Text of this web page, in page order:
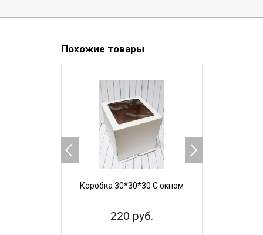
Похожие товары
Коробка 30*30*30 С окном
220 руб.